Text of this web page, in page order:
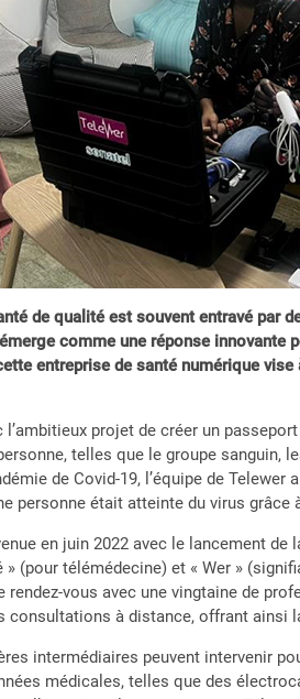
de qualité est souvent entravé par
comme une réponse innovante
entreprise de santé numérique
projet de créer un
telles que le groupe sanguin,
de Covid-19, l’équipe de
personne était atteinte du virus grâce
en juin 2022 avec le lancement
(pour télémédecine) et « Wer »
vous avec une vingtaine de
consultations à distance, offrant ainsi
intermédiaires peuvent intervenir
médicales, telles que des